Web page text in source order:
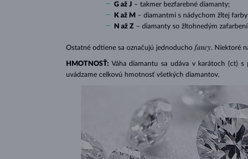
G až J – takmer bezfarebné diamanty;
K až M – diamantmi s nádychom žltej
N až Z – diamanty so žltohnedým
Ostatné odtiene sa označujú jednoducho fancy. Niektoré
HMOTNOSŤ: Váha diamantu sa udáva v karátoch (ct)
uvádzame celkovú hmotnosť všetkých diamantov.